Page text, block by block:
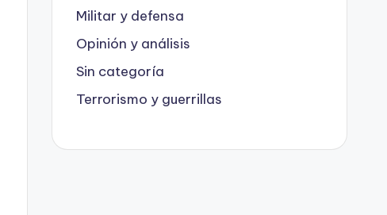
Militar y defensa
Opinión y análisis
Sin categoría
Terrorismo y guerrillas